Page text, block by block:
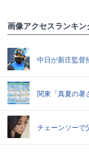
画像アクセスランキン
中日が新庄監督
関東「真夏の暑
チェーンソーで